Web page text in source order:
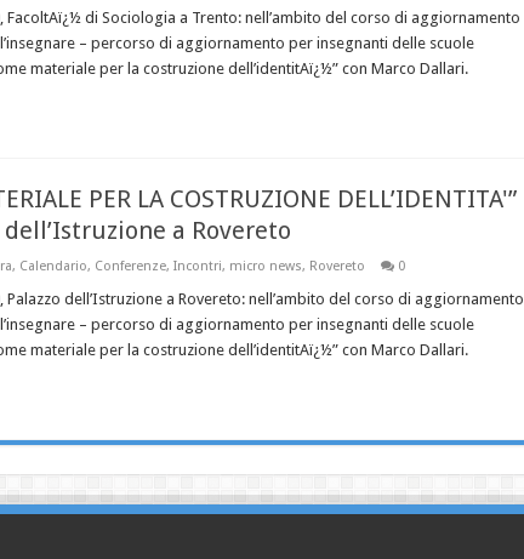
FacoltAï¿½ di Sociologia a Trento: nell’ambito del corso di aggiornamento
– percorso di aggiornamento per insegnanti delle scuole
materiale per la costruzione dell’identitAï¿½” con Marco Dallari.
PER LA COSTRUZIONE DELL’IDENTITA'”
a Rovereto
, Calendario, Conferenze, Incontri, micro news, Rovereto 0
dell’Istruzione a Rovereto: nell’ambito del corso di aggiornamento
– percorso di aggiornamento per insegnanti delle scuole
materiale per la costruzione dell’identitAï¿½” con Marco Dallari.